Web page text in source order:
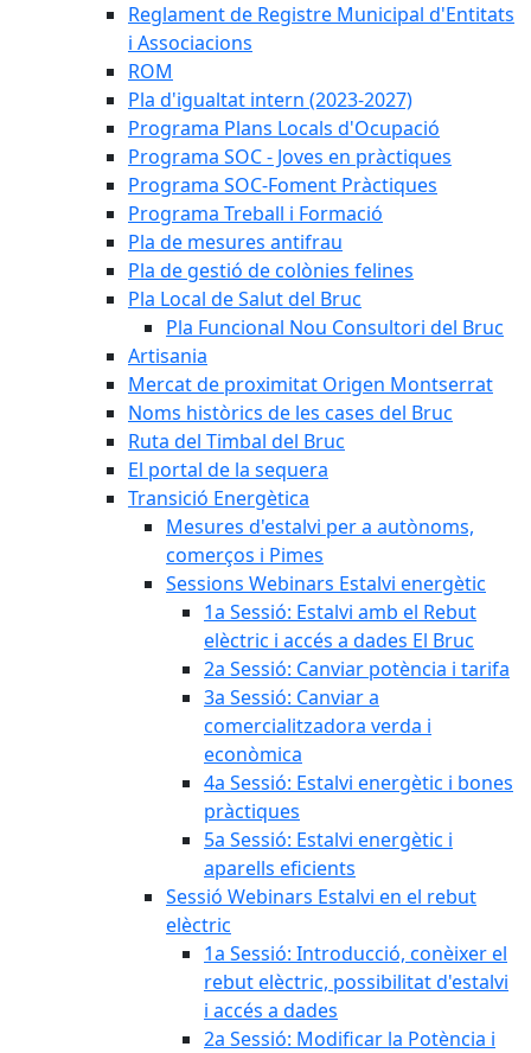
Reglament de Registre Municipal d'Entitats
i Associacions
ROM
Pla d'igualtat intern (2023-2027)
Programa Plans Locals d'Ocupació
Programa SOC - Joves en pràctiques
Programa SOC-Foment Pràctiques
Programa Treball i Formació
Pla de mesures antifrau
Pla de gestió de colònies felines
Pla Local de Salut del Bruc
Pla Funcional Nou Consultori del Bruc
Artisania
Mercat de proximitat Origen Montserrat
Noms històrics de les cases del Bruc
Ruta del Timbal del Bruc
El portal de la sequera
Transició Energètica
Mesures d'estalvi per a autònoms,
comerços i Pimes
Sessions Webinars Estalvi energètic
1a Sessió: Estalvi amb el Rebut
elèctric i accés a dades El Bruc
2a Sessió: Canviar potència i tarifa
3a Sessió: Canviar a
comercialitzadora verda i
econòmica
4a Sessió: Estalvi energètic i bones
pràctiques
5a Sessió: Estalvi energètic i
aparells eficients
Sessió Webinars Estalvi en el rebut
elèctric
1a Sessió: Introducció, conèixer el
rebut elèctric, possibilitat d'estalvi
i accés a dades
2a Sessió: Modificar la Potència i